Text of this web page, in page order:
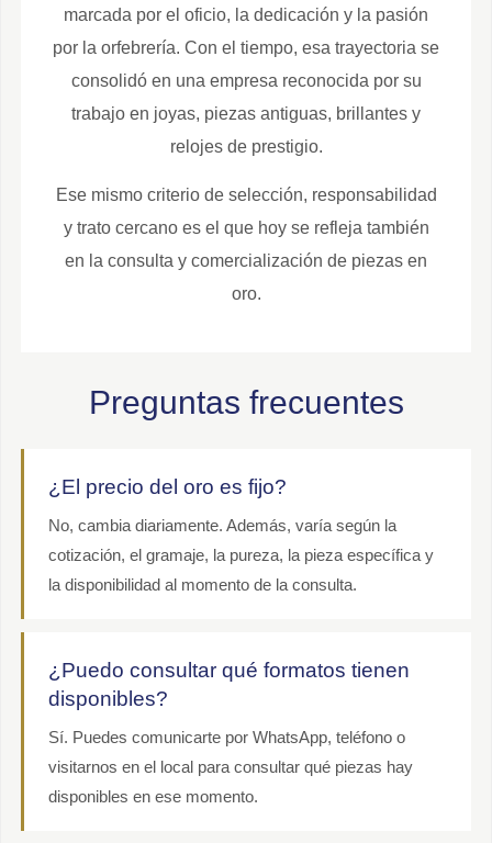
marcada por el oficio, la dedicación y la pasión
por la orfebrería. Con el tiempo, esa trayectoria se
consolidó en una empresa reconocida por su
trabajo en joyas, piezas antiguas, brillantes y
relojes de prestigio.
Ese mismo criterio de selección, responsabilidad
y trato cercano es el que hoy se refleja también
en la consulta y comercialización de piezas en
oro.
Preguntas frecuentes
¿El precio del oro es fijo?
No, cambia diariamente. Además, varía según la
cotización, el gramaje, la pureza, la pieza específica y
la disponibilidad al momento de la consulta.
¿Puedo consultar qué formatos tienen
disponibles?
Sí. Puedes comunicarte por WhatsApp, teléfono o
visitarnos en el local para consultar qué piezas hay
disponibles en ese momento.